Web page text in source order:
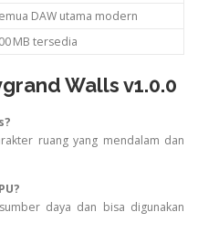
DAW utama modern
MB tersedia
Walls v1.0.0
ruang yang mendalam dan
daya dan bisa digunakan